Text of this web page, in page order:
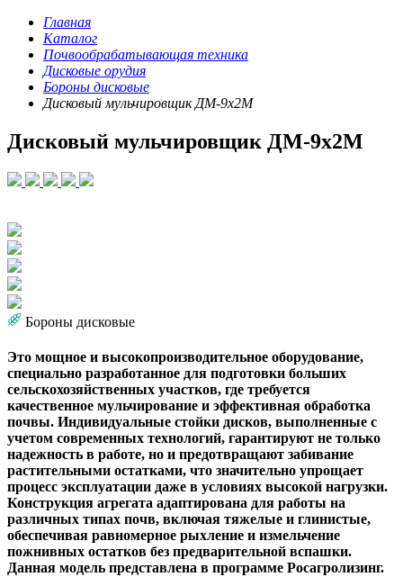
Главная
Каталог
Почвообрабатывающая техника
Дисковые орудия
Бороны дисковые
Дисковый мульчировщик ДМ-9х2М
Дисковый мульчировщик ДМ-9х2М
Бороны дисковые
Это мощное и высокопроизводительное оборудование,
специально разработанное для подготовки больших
сельскохозяйственных участков, где требуется
качественное мульчирование и эффективная обработка
почвы. Индивидуальные стойки дисков, выполненные с
учетом современных технологий, гарантируют не только
надежность в работе, но и предотвращают забивание
растительными остатками, что значительно упрощает
процесс эксплуатации даже в условиях высокой нагрузки.
Конструкция агрегата адаптирована для работы на
различных типах почв, включая тяжелые и глинистые,
обеспечивая равномерное рыхление и измельчение
пожнивных остатков без предварительной вспашки.
Данная модель представлена в программе Росагролизинг.